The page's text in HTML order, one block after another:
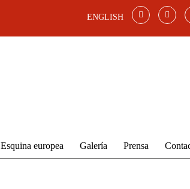
ENGLISH
Esquina europea Galería Prensa